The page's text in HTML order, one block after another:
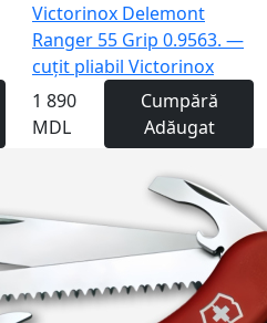
Victorinox Delemont
Ranger 55 Grip 0.9563. —
cuțit pliabil Victorinox
1 890
MDL
Cumpără
Adăugat